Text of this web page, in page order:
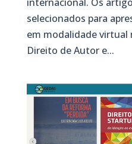
selecionados para
em modalidade virtual
Direito de Autor e...